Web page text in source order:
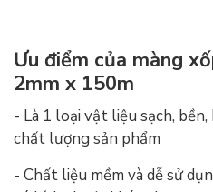
Ưu điểm của màng
2mm x 150m
- Là 1 loại vật liệu sạch,
chất lượng sản phẩm
- Chất liệu mềm và dễ sử